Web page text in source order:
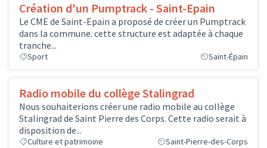
Création d'un Pumptrack - Saint-Epain
Le CME de Saint-Epain a proposé de créer un Pumptrack
dans la commune. cette structure est adaptée à chaque
tranche...
Sport Saint-Épain
Radio mobile du collège Stalingrad
Nous souhaiterions créer une radio mobile au collège
Stalingrad de Saint Pierre des Corps. Cette radio serait à
disposition de...
Culture et patrimoine Saint-Pierre-des-Corps